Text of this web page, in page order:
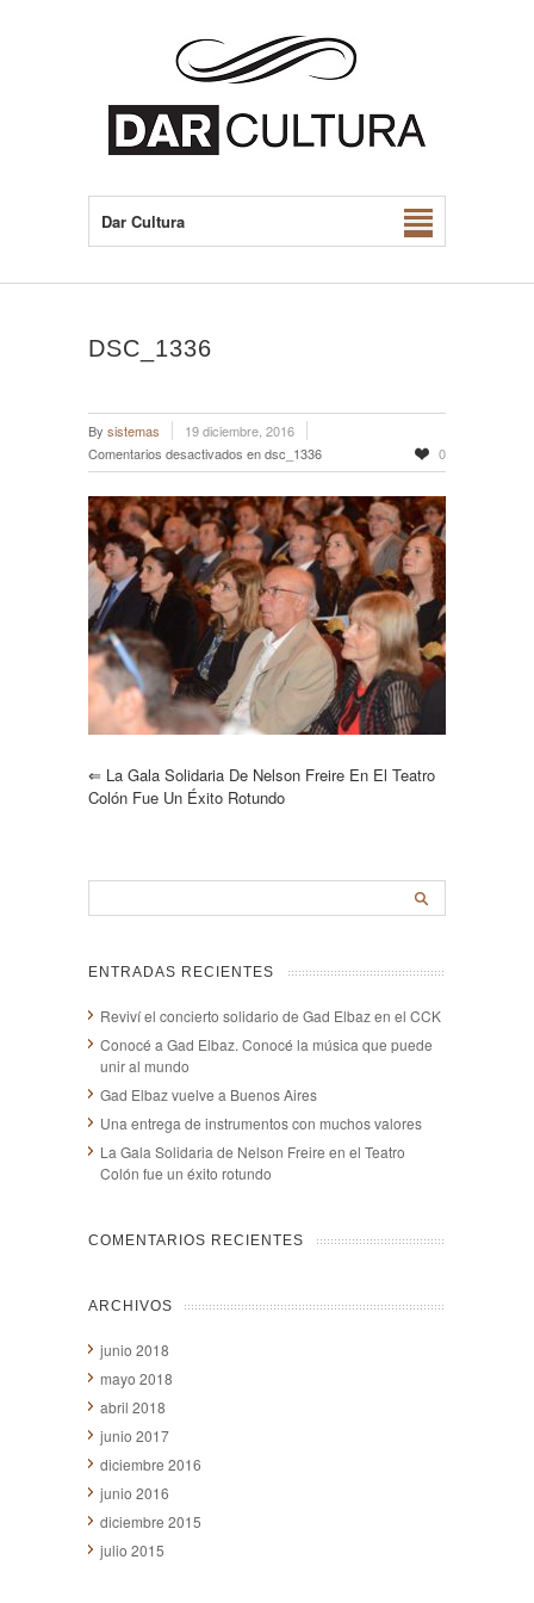
Dar Cultura
DSC_1336
By sistemas
19 diciembre, 2016
Comentarios desactivados en dsc_1336 0
⇐ La Gala Solidaria De Nelson Freire En El Teatro
Colón Fue Un Éxito Rotundo
ENTRADAS RECIENTES
Reviví el concierto solidario de Gad Elbaz en el CCK
Conocé a Gad Elbaz. Conocé la música que puede
unir al mundo
Gad Elbaz vuelve a Buenos Aires
Una entrega de instrumentos con muchos valores
La Gala Solidaria de Nelson Freire en el Teatro
Colón fue un éxito rotundo
COMENTARIOS RECIENTES
ARCHIVOS
junio 2018
mayo 2018
abril 2018
junio 2017
diciembre 2016
junio 2016
diciembre 2015
julio 2015